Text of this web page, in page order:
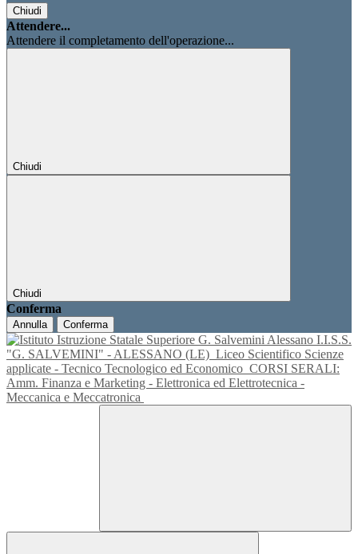
Chiudi
Attendere...
Attendere il completamento dell'operazione...
Chiudi
Chiudi
Conferma
Annulla Conferma
I.I.S.S.
"G. SALVEMINI" - ALESSANO (LE) Liceo Scientifico Scienze
applicate - Tecnico Tecnologico ed Economico CORSI SERALI:
Amm. Finanza e Marketing - Elettronica ed Elettrotecnica -
Meccanica e Meccatronica